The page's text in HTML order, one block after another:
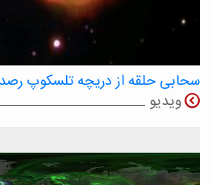
سحابی حلقه از دریچه تلسکوپ
ویدیو